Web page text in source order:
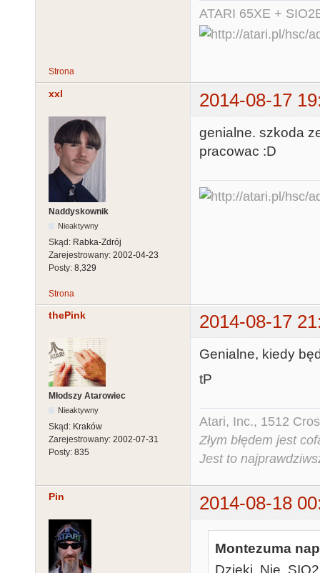
ATARI 65XE +
Strona
xxl 2014-08-17
Naddyskownik
Nieaktywny
Skąd: Rabka-Zdrój
Zarejestrowany: 2002-04-23
Posty: 8,329
genialne. szkoda
pracowac :D
Strona
thePink 2014-08-17
Młodszy Atarowiec
Nieaktywny
Skąd: Kraków
Zarejestrowany: 2002-07-31
Posty: 835
Genialne, kiedy
tP
Atari, Inc., 1512
Złym błędem jest
Jest to
Pin 2014-08-18
Montezuma
Dzieki. Nie,